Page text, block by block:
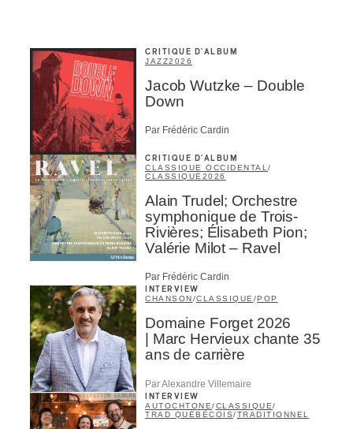
CRITIQUE D'ALBUM
JAZZ2026
Jacob Wutzke – Double
Down
Par Frédéric Cardin
CRITIQUE D'ALBUM
CLASSIQUE OCCIDENTAL /
CLASSIQUE 2026
Alain Trudel; Orchestre
symphonique de Trois-
Rivières; Élisabeth Pion;
Valérie Milot – Ravel
Par Frédéric Cardin
INTERVIEW
CHANSON/CLASSIQUE/POP
Domaine Forget 2026
| Marc Hervieux chante 35
ans de carrière
Par Alexandre Villemaire
INTERVIEW
AUTOCHTONE/CLASSIQUE/
TRAD QUÉBÉCOIS/TRADITIONNEL